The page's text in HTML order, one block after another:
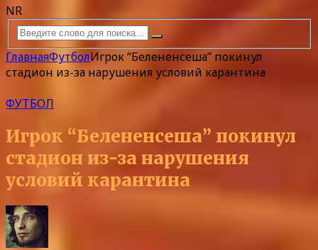
NR
ГлавнаяФутболИгрок “Белененсеша” покинул
стадион из-за нарушения условий карантина
ФУТБОЛ
Игрок “Белененсеша” покинул
стадион из-за нарушения
условий карантина